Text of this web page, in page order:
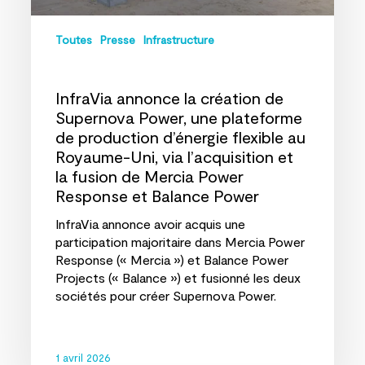
flexible
Royaume-
l’acquisition
fusion
Mercia
Response
Balance
Power
Toutes Presse Infrastructure
InfraVia annonce la création de
Supernova Power, une plateforme
de production d’énergie flexible au
Royaume-Uni, via l’acquisition et
la fusion de Mercia Power
Response et Balance Power
InfraVia annonce avoir acquis une
participation majoritaire dans Mercia Power
Response (« Mercia ») et Balance Power
Projects (« Balance ») et fusionné les deux
sociétés pour créer Supernova Power.
1 avril 2026